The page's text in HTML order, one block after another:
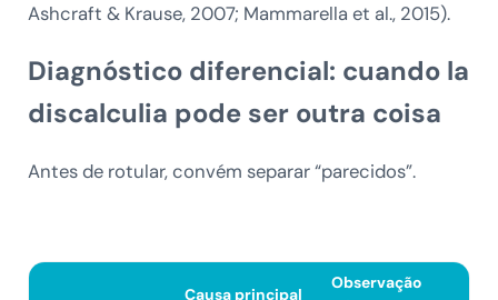
Ashcraft & Krause, 2007; Mammarella et al., 2015).
Diagnóstico diferencial: cuando la
discalculia pode ser outra coisa
Antes de rotular, convém separar “parecidos”.
Causa principal
Observação